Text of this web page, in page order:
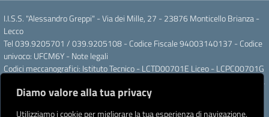
Diamo valore alla tua privacy
Utilizziamo i cookie per migliorare la tua esperienza di navigazione,
I.I.S.S. "Alessandro Greppi" - Via dei Mille, 27 - 23876 Monticello Brianza -
Lecco
Tel 039.9205701 / 039.9205108 - Codice Fiscale 94003140137 - Codice
univoco: UFCM6Y - Note legali
Codici meccanografici: Istituto Tecnico - LCTD00701E Liceo - LCPC00701G
Posta elettronica ordinaria: LCIS007008@ISTRUZIONE.IT Posta elettronica
certificata: LCIS007008@PEC.ISTRUZIONE.IT